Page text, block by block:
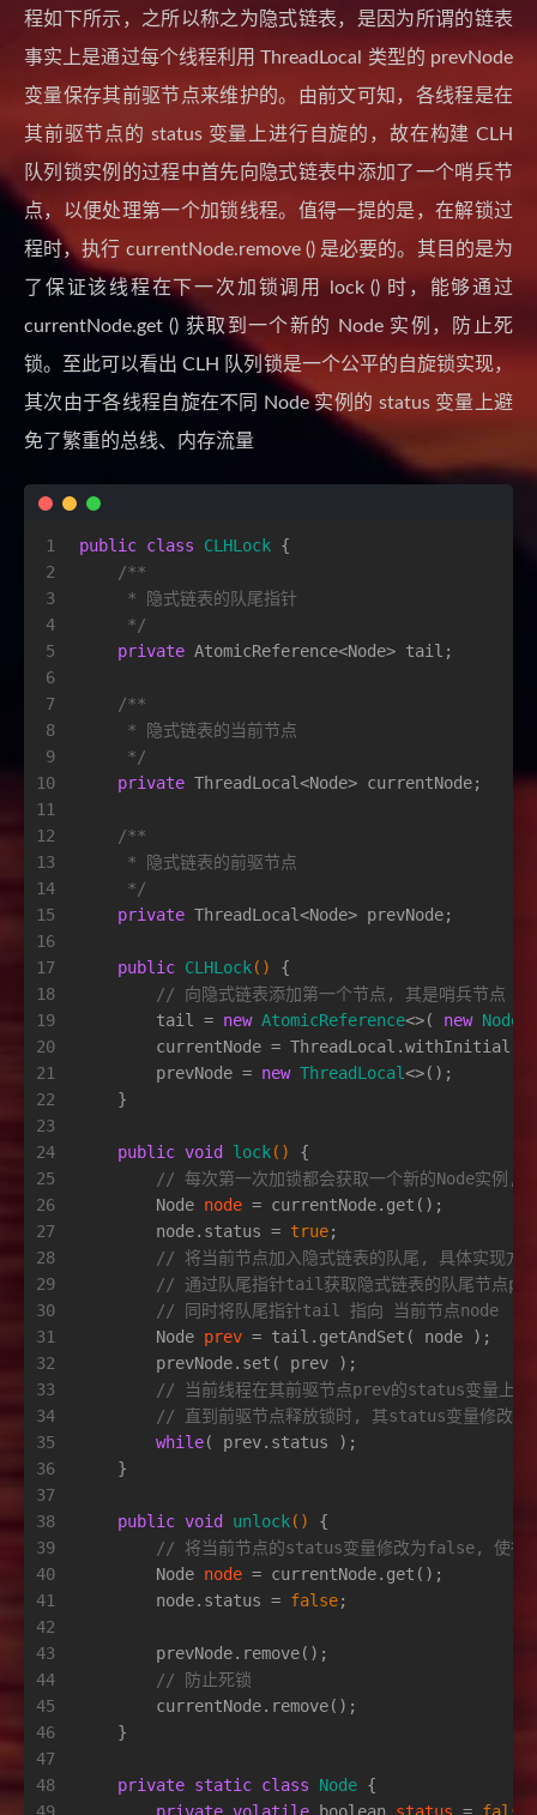
程如下所示，之所以称之为隐式链表，是因为所谓的链表
事实上是通过每个线程利用 ThreadLocal 类型的 prevNode
变量保存其前驱节点来维护的。由前文可知，各线程是在
其前驱节点的 status 变量上进行自旋的，故在构建 CLH
队列锁实例的过程中首先向隐式链表中添加了一个哨兵节
点，以便处理第一个加锁线程。值得一提的是，在解锁过
程时，执行 currentNode.remove () 是必要的。其目的是为
了保证该线程在下一次加锁调用 lock () 时，能够通过
currentNode.get () 获取到一个新的 Node 实例，防止死
锁。至此可以看出 CLH 队列锁是一个公平的自旋锁实现，
其次由于各线程自旋在不同 Node 实例的 status 变量上避
免了繁重的总线、内存流量
1
2
3
4
5
6
7
8
9
10
11
12
13
14
15
16
17
18
19
20
21
22
23
24
25
26
27
28
29
30
31
32
33
34
35
36
37
38
39
40
41
42
43
44
45
46
47
48
public class CLHLock {
/**
     * 隐式链表的队尾指针
     */
private AtomicReference<Node> tail;
/**
     * 隐式链表的当前节点
     */
private ThreadLocal<Node> currentNode;
/**
     * 隐式链表的前驱节点
     */
private ThreadLocal<Node> prevNode;
public CLHLock()
{
// 向隐式链表添加第一个节点, 其是哨兵节点
        tail =
new AtomicReference<>( new Node
currentNode = ThreadLocal.withInitial(
        prevNode =
new ThreadLocal<>();
    }
public void lock()
{
// 每次第一次加锁都会获取一个新的Node实例,
Node node = currentNode.get();
        node.status =
true;
// 将当前节点加入隐式链表的队尾, 具体实现方
// 通过队尾指针tail获取隐式链表的队尾节点
// 同时将队尾指针tail 指向 当前节点node
Node prev = tail.getAndSet( node );
        prevNode.set( prev );
// 当前线程在其前驱节点prev的status变量上进
// 直到前驱节点释放锁时, 其status变量修改为
while( prev.status );
    }
public void unlock()
{
// 将当前节点的status变量修改为false, 使得其
Node node = currentNode.get();
        node.status =
false;
        prevNode.remove();
// 防止死锁
        currentNode.remove();
    }
private static class Node {